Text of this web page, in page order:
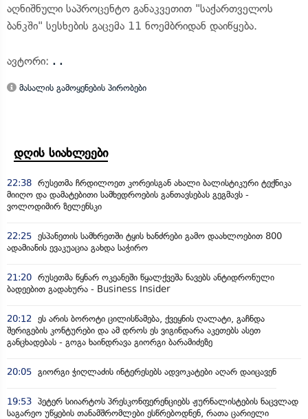
აღნიშნული საპროცენტო განაკვეთით "საქართველოს
ბანკში" სესხების გაცემა 11 ნოემბრიდან დაიწყება.
ავტორი: . .
მასალის გამოყენების პირობები
დღის სიახლეები
22:38 რუსეთმა ჩრდილოეთ კორეისგან ახალი ბალისტიკური ტექნიკა
მიიღო და დამატებითი სამხედროების განთავსებას გეგმავს -
ვოლოდიმირ ზელენსკი
22:25 ესპანეთის სამხრეთში ტყის ხანძრები გამო დაახლოებით 800
ადამიანის ევაკუაცია გახდა საჭირო
21:20 რუსეთმა წყნარ ოკეანეში წყალქვეშა ნავებს ანტიდრონული
ბადეებით გადახურა - Business Insider
20:12 ეს არის ბოროტი ცილისწამება, ქვეყნის ღალატი, გაჩნდა
შერიგების კონტურები და ამ დროს ეს ვიგინდარა აკეთებს ასეთ
განცხადებას - გოგა ხაინდრავა გიორგი ბარამიძეზე
20:05 გიორგი ჭიღლაძის ინტერესებს ადვოკატები აღარ დაიცავენ
19:53 პეტერ სიიარტოს პრესკონფერენციებს ჟურნალისტების ნაცვლად
საგარეო უწყების თანამშრომლები ესწრებოდნენ, რათა ცარიელი